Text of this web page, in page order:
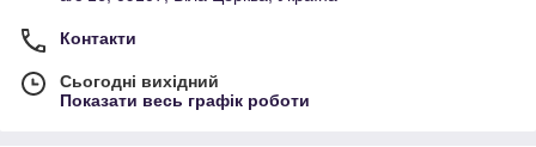
Контакти
Сьогодні вихідний
Показати весь графік роботи